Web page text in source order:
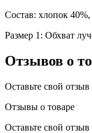
Состав: хлопок
Размер 1: Обхват
Отзывов о
Оставьте свой
Отзывы о товаре
Оставьте свой